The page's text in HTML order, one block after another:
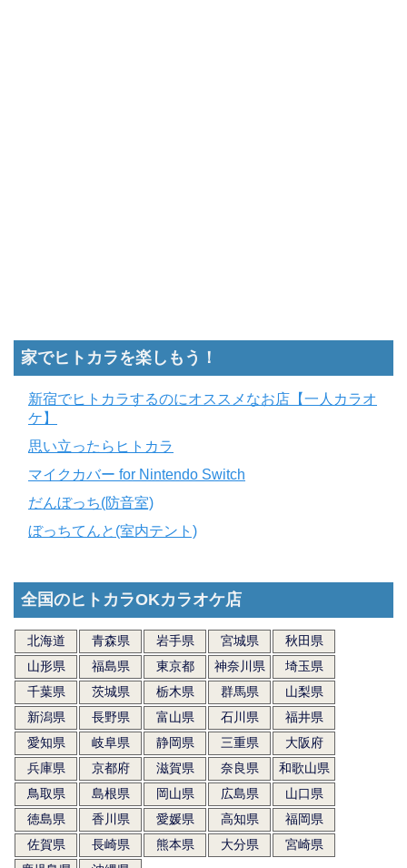
家でヒトカラを楽しもう！
新宿でヒトカラするのにオススメなお店【一人カラオ
ケ】
思い立ったらヒトカラ
マイクカバー for Nintendo Switch
だんぼっち(防音室)
ぼっちてんと(室内テント)
全国のヒトカラOKカラオケ店
北海道 青森県 岩手県 宮城県
秋田県
山形県
福島県 東京都 神奈川県
埼玉県
千葉県
茨城県 栃木県 群馬県
山梨県
新潟県
長野県 富山県 石川県
福井県
愛知県
岐阜県 静岡県 三重県
大阪府
兵庫県
京都府 滋賀県 奈良県
和歌山県
鳥取県
島根県 岡山県 広島県
山口県
徳島県
香川県 愛媛県 高知県
福岡県
佐賀県
長崎県 熊本県 大分県
宮崎県